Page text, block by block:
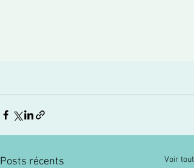
Posts récents Voir tout